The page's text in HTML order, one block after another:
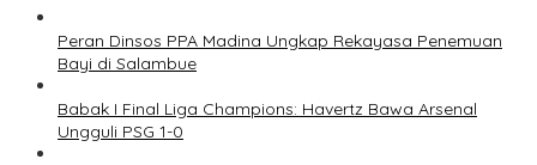
Peran Dinsos PPA Madina Ungkap Rekayasa Penemuan
Bayi di Salambue
Babak I Final Liga Champions: Havertz Bawa Arsenal
Ungguli PSG 1-0